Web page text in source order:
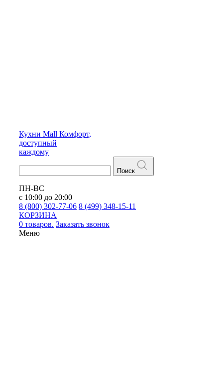
Кухни Mall Комфорт,
доступный
каждому
Поиск
ПН-ВС
с 10:00 до 20:00
8 (800) 302-77-06 8 (499) 348-15-11
КОРЗИНА
0 товаров. Заказать звонок
Меню